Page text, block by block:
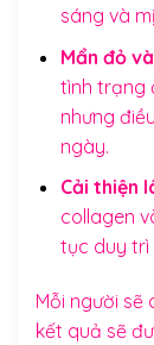
sáng và
Mẩn đỏ
tình trạng
nhưng
ngày.
Cải thiện
collagen
tục duy trì
Mỗi người sẽ
kết quả sẽ